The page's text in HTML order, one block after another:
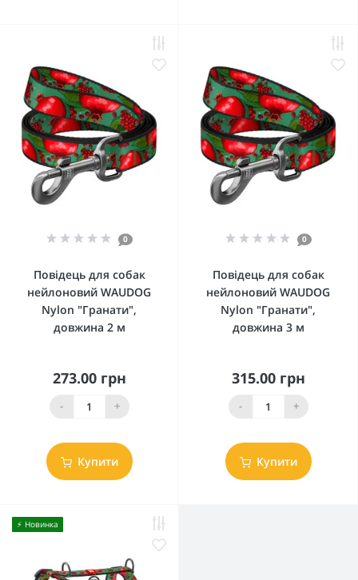
0
Повідець для собак
нейлоновий WAUDOG
Nylon "Гранати",
довжина 2 м
273.00 грн
- +
Купити
0
Повідець для собак
нейлоновий WAUDOG
Nylon "Гранати",
довжина 3 м
315.00 грн
- +
Купити
⚡️ Новинка